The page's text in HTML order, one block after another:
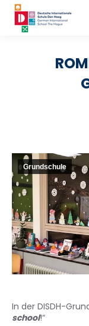
Grundschule
In der DISDH-
school!“